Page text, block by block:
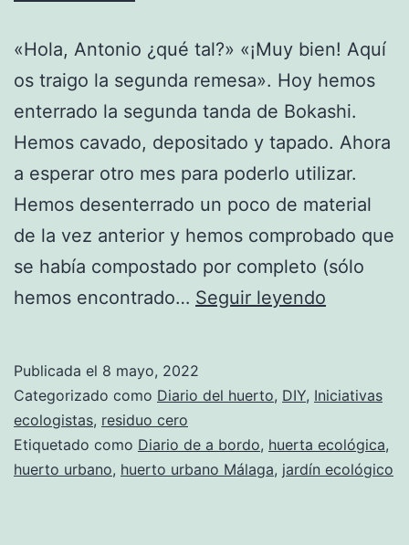
«Hola, Antonio ¿qué tal?» «¡Muy bien! Aquí
os traigo la segunda remesa». Hoy hemos
enterrado la segunda tanda de Bokashi.
Hemos cavado, depositado y tapado. Ahora
a esperar otro mes para poderlo utilizar.
Hemos desenterrado un poco de material
de la vez anterior y hemos comprobado que
se había compostado por completo (sólo
hemos encontrado… Seguir leyendo
Bokashi
Publicada el 8 mayo, 2022
Categorizado como Diario del huerto, DIY, Iniciativas
ecologistas, residuo cero
Etiquetado como Diario de a bordo, huerta ecológica,
huerto urbano, huerto urbano Málaga, jardín ecológico